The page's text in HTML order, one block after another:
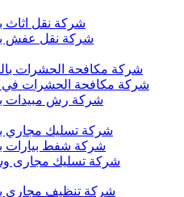
شركة نقل اثاث بالرياض
شركة نقل عفش بالرياض
شركة مكافحة الحشرات بالرياض –
شركة مكافحة الحشرات في الرياض
شركة رش مبيدات بالرياض
شركة تسليك مجاري بالرياض
شركة شفط بيارات بالرياض
شركة تسليك مجارى
شركة تنظيف مجاري بالرياض